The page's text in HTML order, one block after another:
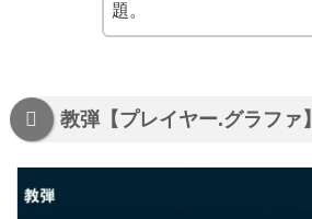
題。
教弾【プレイヤー.グラファ】